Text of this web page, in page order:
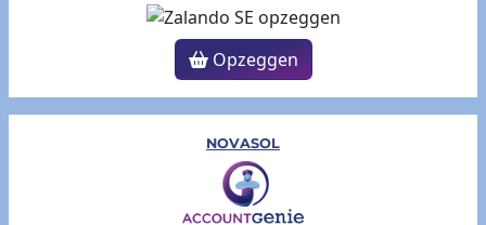
Opzeggen
NOVASOL